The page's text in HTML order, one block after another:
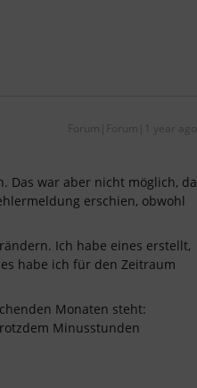
Forum|Forum|1 year ago
Das war aber nicht möglich, da
erschien, obwohl
Ich habe eines erstellt,
habe ich für den Zeitraum
Monaten steht:
Minusstunden